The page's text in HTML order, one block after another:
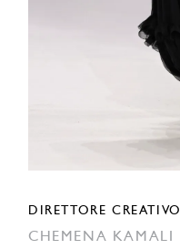
DIRETTORE CREATIVO
CHEMENA KAMALI